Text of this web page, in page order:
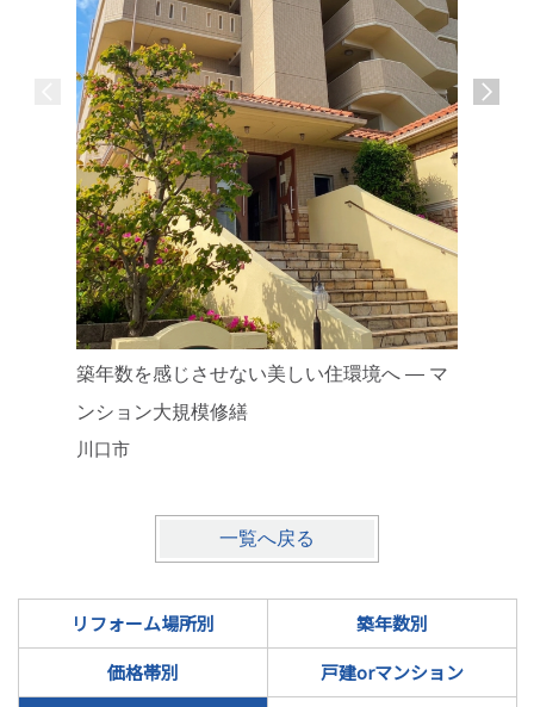
築年数を感じさせない美しい住環境へ ― マ
ンション大規模修繕
川口市
一覧へ戻る
リフォーム場所別
築年数別
価格帯別
戸建orマンション